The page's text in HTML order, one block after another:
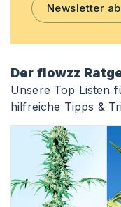
Newsletter
Der flowzz
Unsere Top Listen
hilfreiche Tipps &